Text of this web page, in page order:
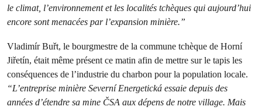
le climat, l’environnement et les localités tchèques qui aujourd’hui
encore sont menacées par l’expansion minière.”
Vladimír Buřt, le bourgmestre de la commune tchèque de Horní
Jiřetín, était même présent ce matin afin de mettre sur le tapis les
conséquences de l’industrie du charbon pour la population locale.
“L’entreprise minière Severní Energetická essaie depuis des
années d’étendre sa mine ČSA aux dépens de notre village. Mais